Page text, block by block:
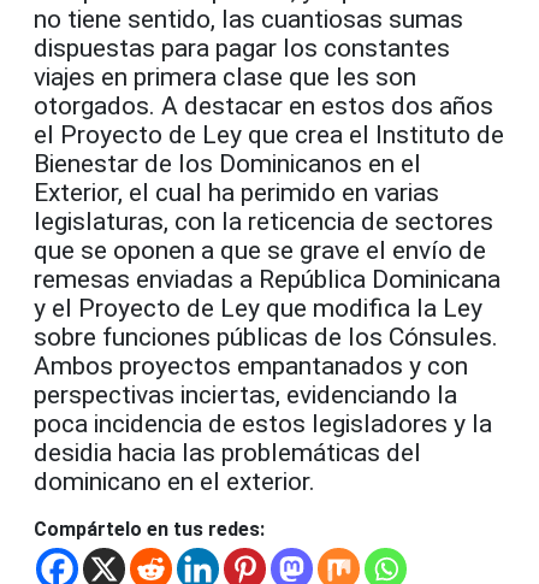
no tiene sentido, las cuantiosas sumas
dispuestas para pagar los constantes
viajes en primera clase que les son
otorgados. A destacar en estos dos años
el Proyecto de Ley que crea el Instituto de
Bienestar de los Dominicanos en el
Exterior, el cual ha perimido en varias
legislaturas, con la reticencia de sectores
que se oponen a que se grave el envío de
remesas enviadas a República Dominicana
y el Proyecto de Ley que modifica la Ley
sobre funciones públicas de los Cónsules.
Ambos proyectos empantanados y con
perspectivas inciertas, evidenciando la
poca incidencia de estos legisladores y la
desidia hacia las problemáticas del
dominicano en el exterior.
Compártelo en tus redes: